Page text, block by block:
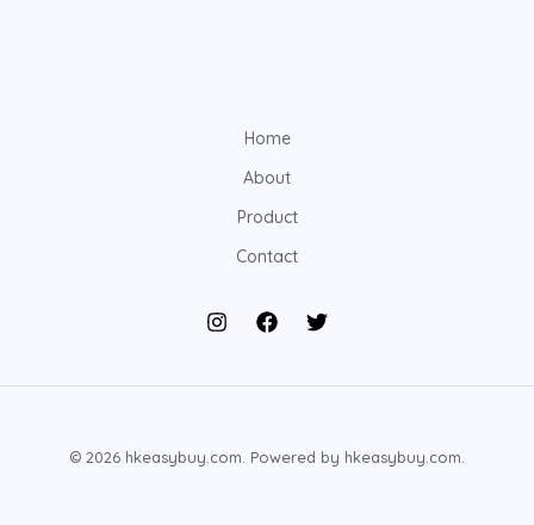
Home
About
Product
Contact
© 2026 hkeasybuy.com. Powered by hkeasybuy.com.